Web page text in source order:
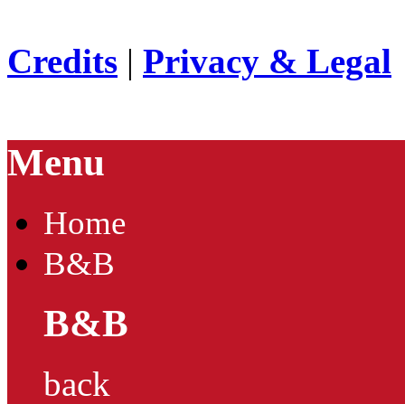
Credits | Privacy & Legal
Menu
Home
B&B
B&B
back